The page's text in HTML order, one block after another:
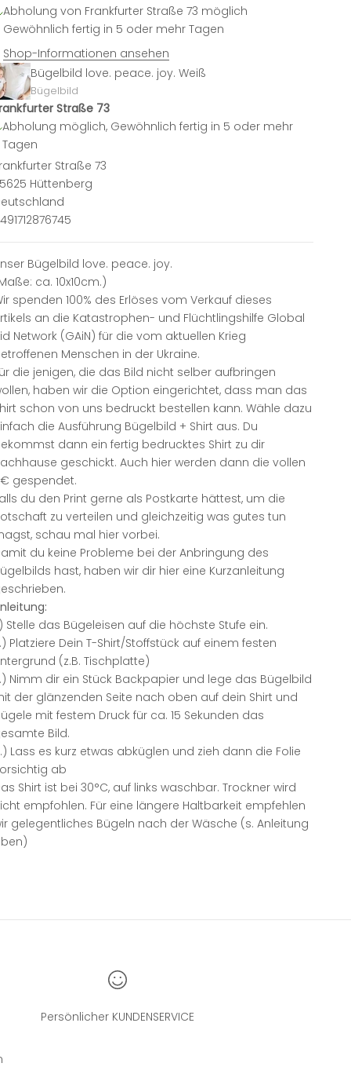
Abholung von Frankfurter Straße 73 möglich
Gewöhnlich fertig in 5 oder mehr Tagen
Shop-Informationen ansehen
Bügelbild love. peace. joy. Weiß
Bügelbild
Straße 73
Abholung möglich, Gewöhnlich fertig in 5 oder mehr
Tagen
Straße 73
Hüttenberg
Bügelbild love. peace. joy.
ca. 10x10cm.)
spenden 100% des Erlöses vom Verkauf dieses
an die Katastrophen- und Flüchtlingshilfe Global
Network (GAiN) für die vom aktuellen Krieg
Menschen in der Ukraine.
die jenigen, die das Bild nicht selber aufbringen
haben wir die Option eingerichtet, dass man das
schon von uns bedruckt bestellen kann. Wähle dazu
die Ausführung Bügelbild + Shirt aus. Du
dann ein fertig bedrucktes Shirt zu dir
geschickt. Auch hier werden dann die vollen
gespendet.
du den Print gerne als Postkarte hättest, um die
zu verteilen und gleichzeitig was gutes tun
schau mal hier vorbei.
du keine Probleme bei der Anbringung des
hast, haben wir dir hier eine Kurzanleitung
Stelle das Bügeleisen auf die höchste Stufe ein.
Platziere Dein T-Shirt/Stoffstück auf einem festen
(z.B. Tischplatte)
Nimm dir ein Stück Backpapier und lege das Bügelbild
der glänzenden Seite nach oben auf dein Shirt und
mit festem Druck für ca. 15 Sekunden das
Bild.
Lass es kurz etwas abküglen und zieh dann die Folie
ab
Shirt ist bei 30°C, auf links waschbar. Trockner wird
empfohlen. Für eine längere Haltbarkeit empfehlen
gelegentliches Bügeln nach der Wäsche (s. Anleitung
Persönlicher KUNDENSERVICE